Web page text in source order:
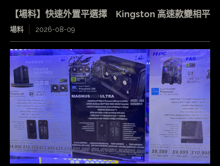
【場料】快速外置平選擇 Kingston 高速款變相平
場料 2026-08-09